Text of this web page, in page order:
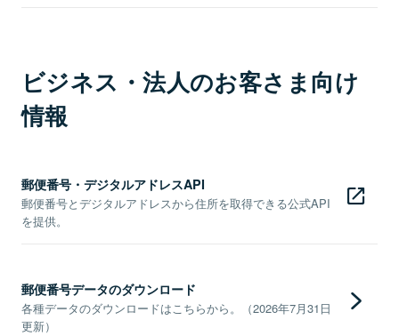
ビジネス・法人のお客さま向け
情報
郵便番号・デジタルアドレスAPI
郵便番号とデジタルアドレスから住所を取得できる公式API
を提供。
郵便番号データのダウンロード
各種データのダウンロードはこちらから。（2026年7月31日
更新）